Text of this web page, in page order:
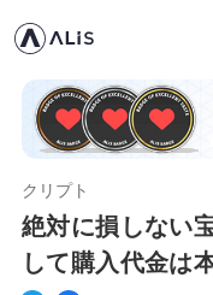
クリプト
絶対に損しない
して購入代金は